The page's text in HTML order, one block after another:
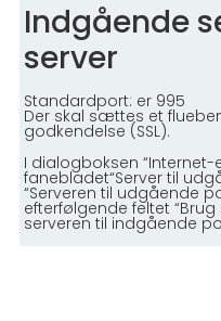
Indgående
server
Standardport: er 995
Der skal sættes et
godkendelse (SSL).
I dialogboksen
fanebladet“Server til
“Serveren til udgående
efterfølgende feltet
serveren til indgående